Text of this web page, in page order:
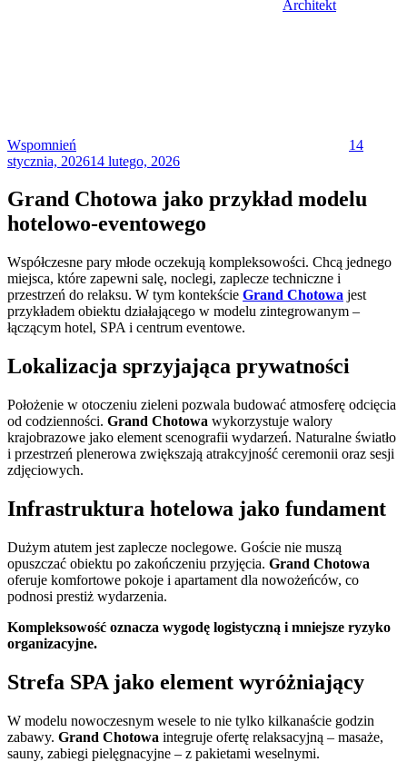
Architekt
Wspomnień
14
stycznia, 202614 lutego, 2026
Grand Chotowa jako przykład modelu
hotelowo-eventowego
Współczesne pary młode oczekują kompleksowości. Chcą jednego
miejsca, które zapewni salę, noclegi, zaplecze techniczne i
przestrzeń do relaksu. W tym kontekście Grand Chotowa jest
przykładem obiektu działającego w modelu zintegrowanym –
łączącym hotel, SPA i centrum eventowe.
Lokalizacja sprzyjająca prywatności
Położenie w otoczeniu zieleni pozwala budować atmosferę odcięcia
od codzienności. Grand Chotowa wykorzystuje walory
krajobrazowe jako element scenografii wydarzeń. Naturalne światło
i przestrzeń plenerowa zwiększają atrakcyjność ceremonii oraz sesji
zdjęciowych.
Infrastruktura hotelowa jako fundament
Dużym atutem jest zaplecze noclegowe. Goście nie muszą
opuszczać obiektu po zakończeniu przyjęcia. Grand Chotowa
oferuje komfortowe pokoje i apartament dla nowożeńców, co
podnosi prestiż wydarzenia.
Kompleksowość oznacza wygodę logistyczną i mniejsze ryzyko
organizacyjne.
Strefa SPA jako element wyróżniający
W modelu nowoczesnym wesele to nie tylko kilkanaście godzin
zabawy. Grand Chotowa integruje ofertę relaksacyjną – masaże,
sauny, zabiegi pielęgnacyjne – z pakietami weselnymi.